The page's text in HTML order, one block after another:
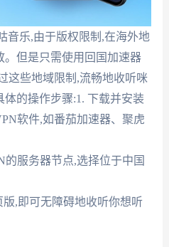
音乐,由于版权限制,在海外地
。但是只需使用回国加速器
这些地域限制,流畅地收听咪
的操作步骤:1. 下载并安装
软件,如番茄加速器、聚虎
的服务器节点,选择位于中国
,即可无障碍地收听你想听